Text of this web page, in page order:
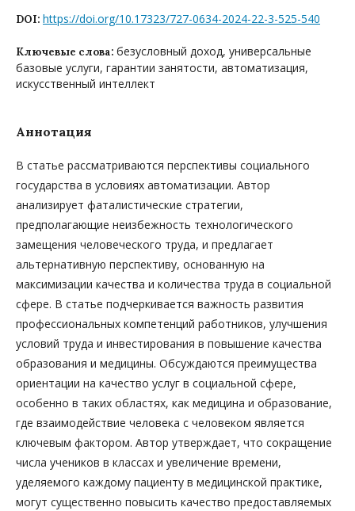
DOI: https://doi.org/10.17323/727-0634-2024-22-3-525-540
Ключевые слова: безусловный доход, универсальные
базовые услуги, гарантии занятости, автоматизация,
искусственный интеллект
Аннотация
В статье рассматриваются перспективы социального
государства в условиях автоматизации. Автор
анализирует фаталистические стратегии,
предполагающие неизбежность технологического
замещения человеческого труда, и предлагает
альтернативную перспективу, основанную на
максимизации качества и количества труда в социальной
сфере. В статье подчеркивается важность развития
профессиональных компетенций работников, улучшения
условий труда и инвестирования в повышение качества
образования и медицины. Обсуждаются преимущества
ориентации на качество услуг в социальной сфере,
особенно в таких областях, как медицина и образование,
где взаимодействие человека с человеком является
ключевым фактором. Автор утверждает, что сокращение
числа учеников в классах и увеличение времени,
уделяемого каждому пациенту в медицинской практике,
могут существенно повысить качество предоставляемых